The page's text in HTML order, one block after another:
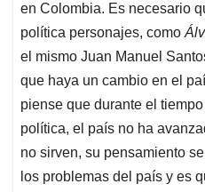
en Colombia. Es necesario
política personajes, como
el mismo Juan Manuel
que haya un cambio en el
piense que durante el
política, el país no ha
no sirven, su pensamiento
los problemas del país y es